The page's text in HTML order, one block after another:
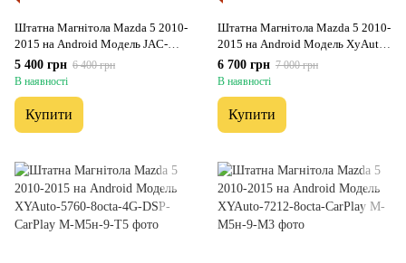
Штатна Магнітола Mazda 5 2010-
2015 на Android Модель JAC-
3GWiFi
5 400 грн 6 400 грн
В наявності
Купити
Штатна Магнітола Mazda 5 2010-
2015 на Android Модель XyAuto-
3GWiFi+Carplay 2/32 Гб
6 700 грн 7 000 грн
В наявності
Купити